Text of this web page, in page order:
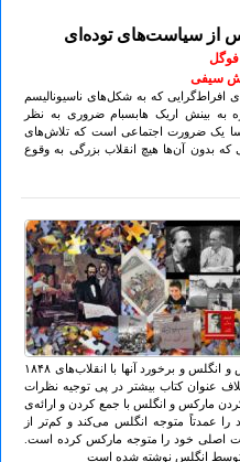
پس از سیاست‌های توده‌ای
فوگل
سیفی
که به شکل‌های ناسیونالیسم
به بینش اریک هابسبام ضروری به نظر
یک ضرورت اجتماعی است که تلاش‌های
که بدون آن‌ها هیچ انقلاب بزرگی به وقوع
نظرات روسدولسکی و اسدپور در‌باره‌ی مارکس و انگلس و برخورد آنها با انقلاب‌های ۱۸۴۸
عنوان کتاب بیشتر در پی توجیه نظرات
مارکس و انگلس با جمع کردن و ارائه‌ی
عمدتاً متوجه انگلس می‌کند و کم‌تر از
اصلی خود را متوجه مارکس کرده است.
توسط انگلس نوشته شده است